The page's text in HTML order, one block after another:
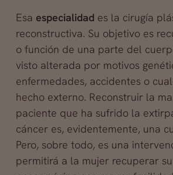
Esa especialidad es la cirugía
reconstructiva. Su objetivo es
o función de una parte del
visto alterada por motivos
enfermedades, accidentes o
hecho externo. Reconstruir la
paciente que ha sufrido la
cáncer es, evidentemente, una
Pero, sobre todo, es una
permitirá a la mujer recuperar